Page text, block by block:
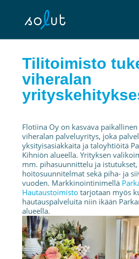
content
Tilitoimisto
viheralan
Flotiina Oy on kasvava
viheralan palveluyritys, joka
yksityisasiakkaita ja taloyhtiöitä
Kihniön alueella. Yrityksen
mm. pihasuunnittelu ja
hoitosuunnitelmat sekä piha- ja
vuoden. Markkinointinimellä
Hautaustoimistotarjotaan myös
hautauspalveluita niin ikään
alueella.